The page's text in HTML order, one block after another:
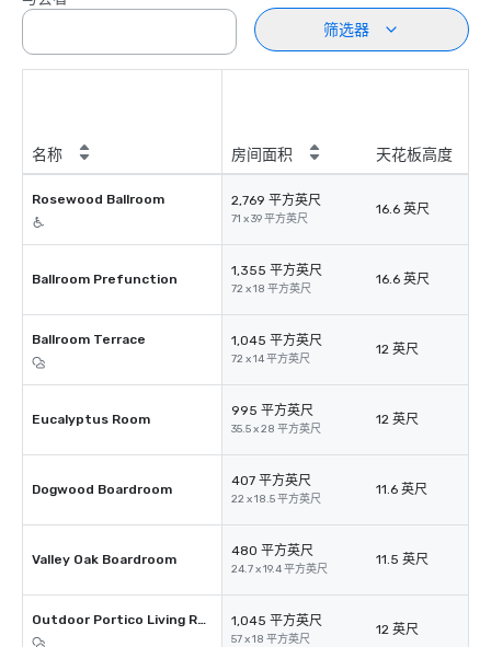
筛选器
名称 房间面积 天花板高度
Rosewood Ballroom 2,769 平方英尺
71 x 39 平方英尺
16.6 英尺
Ballroom Prefunction
1,355 平方英尺
72 x 18 平方英尺
16.6 英尺
Ballroom Terrace 1,045 平方英尺
72 x 14 平方英尺
12 英尺
Eucalyptus Room
995 平方英尺
35.5 x 28 平方英尺
12 英尺
Dogwood Boardroom
407 平方英尺
22 x 18.5 平方英尺
11.6 英尺
Valley Oak Boardroom
480 平方英尺
24.7 x 19.4 平方英尺
11.5 英尺
Outdoor Portico Living Room 1,045 平方英尺
57 x 18 平方英尺
12 英尺